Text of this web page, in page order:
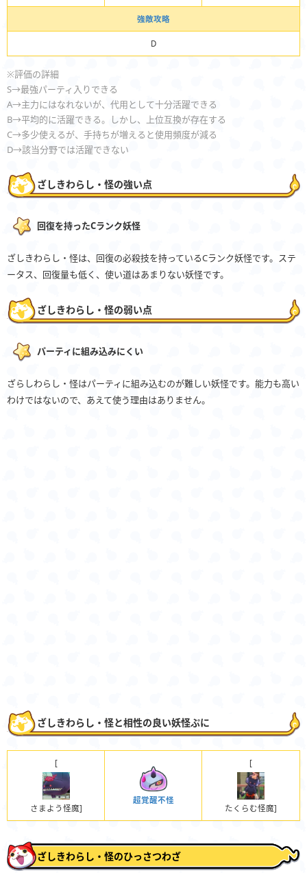
強敵攻略
D
※評価の詳細
S→最強パーティ入りできる
A→主力にはなれないが、代用として十分活躍できる
B→平均的に活躍できる。しかし、上位互換が存在する
C→多少使えるが、手持ちが増えると使用頻度が減る
D→該当分野では活躍できない
ざしきわらし・怪の強い点
回復を持ったCランク妖怪
ざしきわらし・怪は、回復の必殺技を持っているCランク妖怪です。ステ
ータス、回復量も低く、使い道はあまりない妖怪です。
ざしきわらし・怪の弱い点
パーティに組み込みにくい
ざらしわらし・怪はパーティに組み込むのが難しい妖怪です。能力も高い
わけではないので、あえて使う理由はありません。
ざしきわらし・怪と相性の良い妖怪ぷに
[
さまよう怪魔]
超覚醒不怪
[
たくらむ怪魔]
ざしきわらし・怪のひっさつわざ